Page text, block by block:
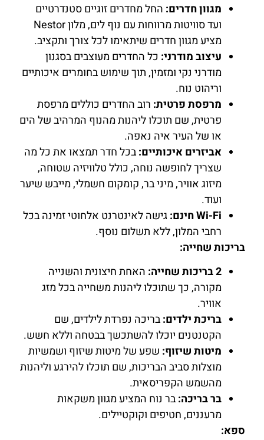
מגוון חדרים: החל מחדרים זוגיים סטנדרטיים
ועד סוויטות מרווחות עם נוף לים, מלון Nestor
מציע מגוון חדרים שיתאימו לכל צורך ותקציב.
עיצוב מודרני: כל החדרים מעוצבים בסגנון
מודרני נקי ומזמין, תוך שימוש בחומרים איכותיים
וריהוט נוח.
מרפסת פרטית: רוב החדרים כוללים מרפסת
פרטית, שם תוכלו ליהנות מהנוף המרהיב של הים
או של העיר איה נאפה.
אביזרים איכותיים:בכל חדר תמצאו את כל מה
שצריך לחופשה נוחה, כולל טלוויזיה שטוחה,
מיזוג אוויר, מיני בר, קומקום חשמלי, מייבש שיער
ועוד.
Wi-Fi חינם:
גישה לאינטרנט אלחוטי זמינה בכל
רחבי המלון, ללא תשלום נוסף.
בריכות שחייה:
2 בריכות שחייה:
האחת חיצונית והשנייה
מקורה, כך שתוכלו ליהנות משחייה בכל מזג
אוויר.
בריכת ילדים:בריכה נפרדת לילדים, שם
הקטנטנים יוכלו להשתכשך בבטחה וללא חשש.
מיטות שיזוף: שפע של מיטות שיזוף ושמשיות
מוצלות סביב הבריכות, שם תוכלו להירגע וליהנות
מהשמש הקפריסאית.
בר בריכה:בר נוח המציע מגוון משקאות
מרעננים, חטיפים וקוקטיילים.
ספא: